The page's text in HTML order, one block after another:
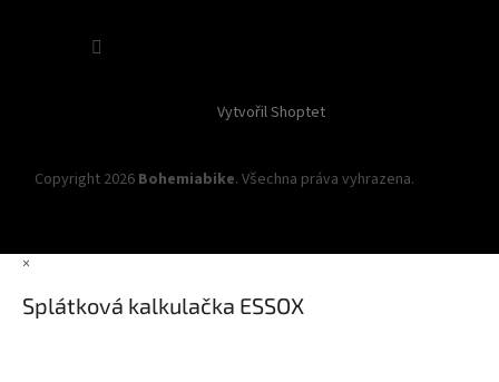
Vytvořil Shoptet
Copyright 2026 Bohemiabike. Všechna práva vyhrazena.
×
Splátková kalkulačka ESSOX